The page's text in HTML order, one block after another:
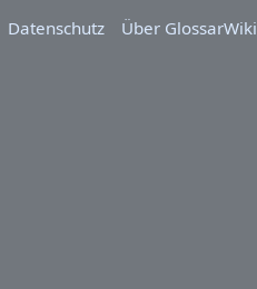
Datenschutz
Über GlossarWiki